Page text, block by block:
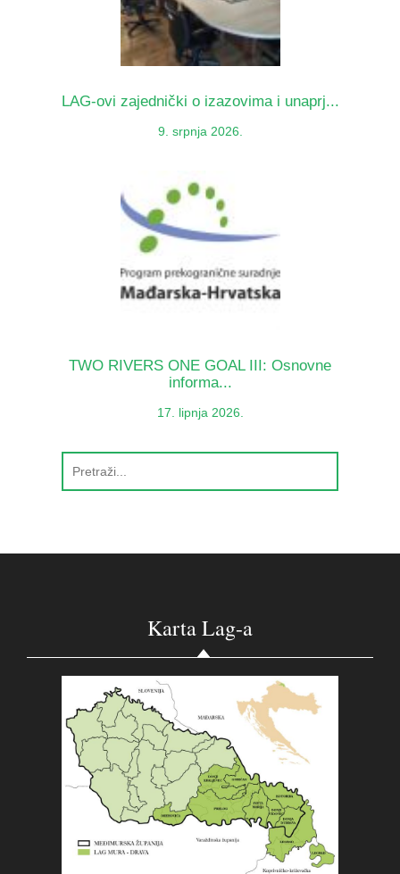
LAG-ovi zajednički o izazovima i unaprj...
9. srpnja 2026.
TWO RIVERS ONE GOAL III: Osnovne
informa...
17. lipnja 2026.
Karta Lag-a